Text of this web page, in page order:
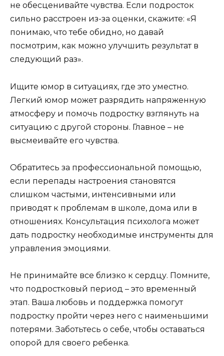
не обесценивайте чувства. Если подросток
сильно расстроен из-за оценки, скажите: «Я
понимаю, что тебе обидно, но давай
посмотрим, как можно улучшить результат в
следующий раз».
Ищите юмор в ситуациях, где это уместно.
Легкий юмор может разрядить напряженную
атмосферу и помочь подростку взглянуть на
ситуацию с другой стороны. Главное – не
высмеивайте его чувства.
Обратитесь за профессиональной помощью,
если перепады настроения становятся
слишком частыми, интенсивными или
приводят к проблемам в школе, дома или в
отношениях. Консультация психолога может
дать подростку необходимые инструменты для
управления эмоциями.
Не принимайте все близко к сердцу. Помните,
что подростковый период – это временный
этап. Ваша любовь и поддержка помогут
подростку пройти через него с наименьшими
потерями. Заботьтесь о себе, чтобы оставаться
опорой для своего ребенка.